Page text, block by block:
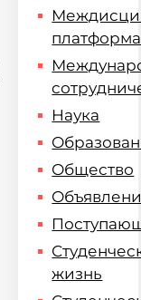
платформа
Наука
Общество
жизнь